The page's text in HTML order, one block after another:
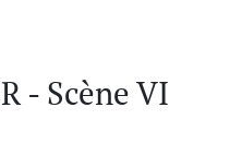
- Scène VI